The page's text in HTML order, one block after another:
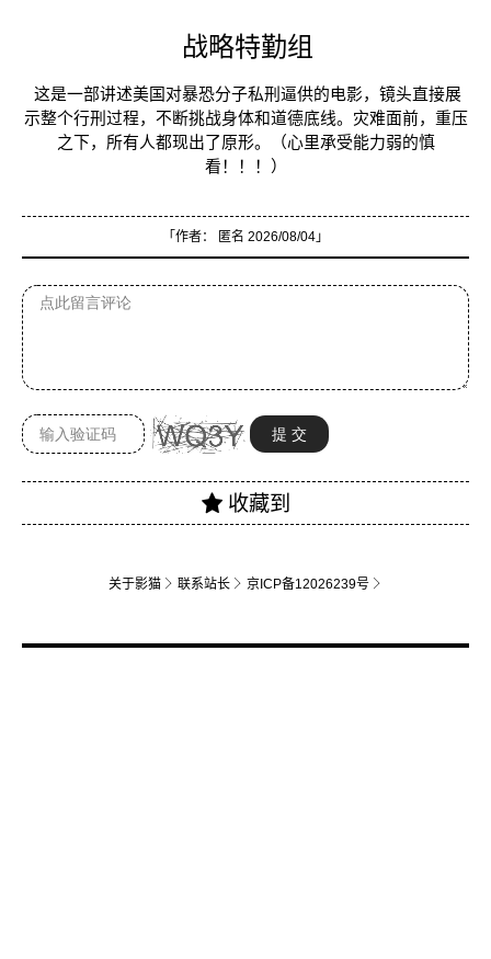
战略特勤组
这是一部讲述美国对暴恐分子私刑逼供的电影，镜头直接展
示整个行刑过程，不断挑战身体和道德底线。灾难面前，重压
之下，所有人都现出了原形。（心里承受能力弱的慎
看！！！）
「作者： 匿名 2026/08/04」
关于影猫 联系站长 京ICP备12026239号